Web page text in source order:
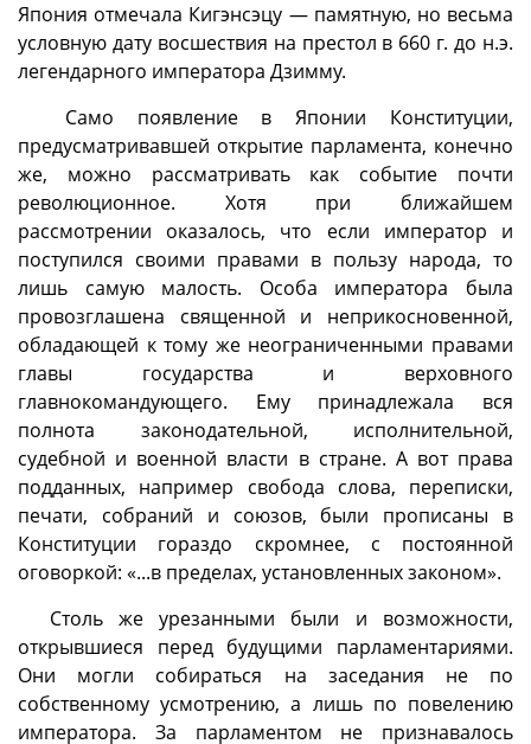
Япония отмечала Кигэнсэцу — памятную, но весьма
условную дату восшествия на престол в 660 г. до н.э.
легендарного императора Дзимму.
Само появление в Японии Конституции,
предусматривавшей открытие парламента, конечно
же, можно рассматривать как событие почти
революционное. Хотя при ближайшем
рассмотрении оказалось, что если император и
поступился своими правами в пользу народа, то
лишь самую малость. Особа императора была
провозглашена священной и неприкосновенной,
обладающей к тому же неограниченными правами
главы государства и верховного
главнокомандующего. Ему принадлежала вся
полнота законодательной, исполнительной,
судебной и военной власти в стране. А вот права
подданных, например свобода слова, переписки,
печати, собраний и союзов, были прописаны в
Конституции гораздо скромнее, с постоянной
оговоркой: «...в пределах, установленных законом».
Столь же урезанными были и возможности,
открывшиеся перед будущими парламентариями.
Они могли собираться на заседания не по
собственному усмотрению, а лишь по повелению
императора. За парламентом не признавалось